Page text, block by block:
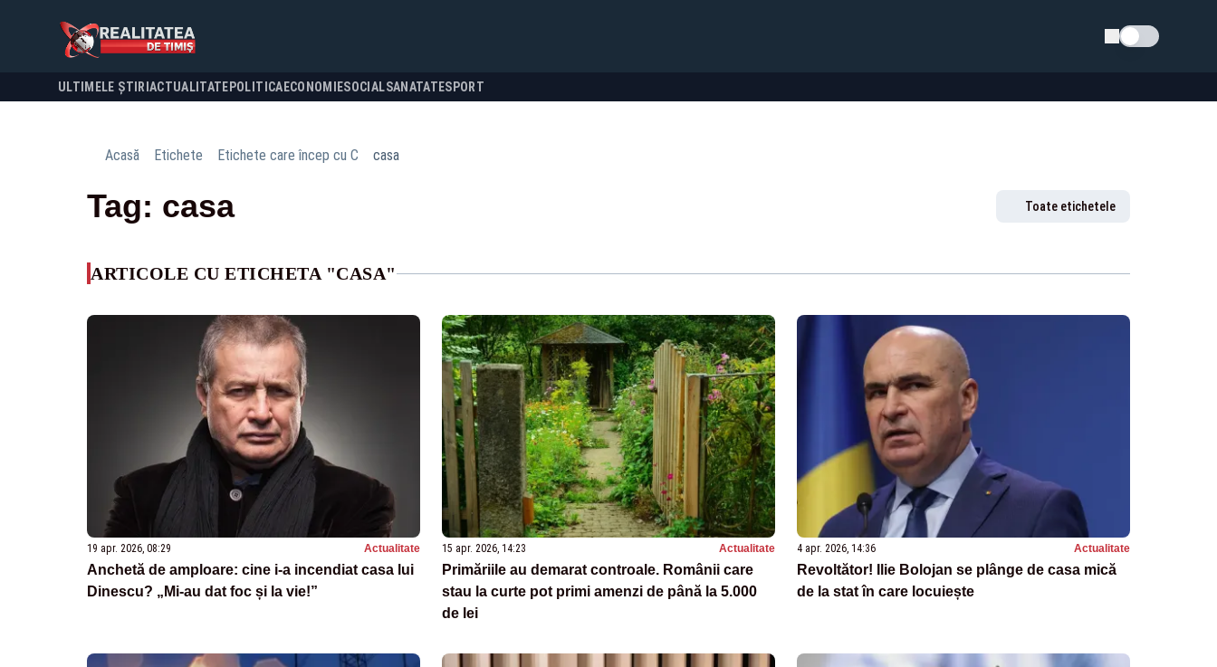
Schimba tema
ULTIMELE ȘTIRI ACTUALITATE POLITICA ECONOMIESOCIALSANATATESPORT
Acasă Etichete Etichete care încep cu C casa
Tag: casa Toate etichetele
ARTICOLE CU ETICHETA "CASA"
19 apr. 2026, 08:29 Actualitate
Anchetă de amploare: cine i-a incendiat casa lui
Dinescu? „Mi-au dat foc și la vie!”
15 apr. 2026, 14:23 Actualitate
Primăriile au demarat controale. Românii care
stau la curte pot primi amenzi de până la 5.000
de lei
4 apr. 2026, 14:36 Actualitate
Revoltător! Ilie Bolojan se plânge de casa mică
de la stat în care locuiește